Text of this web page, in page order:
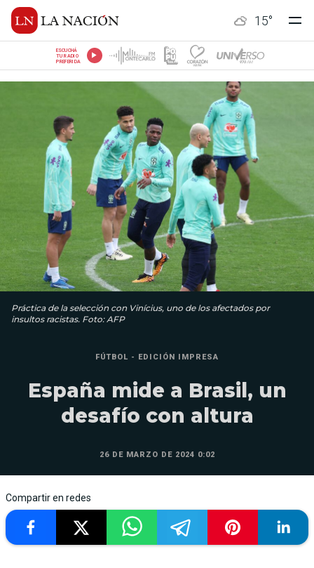
15°
ESCUCHÁ
TU RADIO
PREFERIDA
Práctica de la selección con Vinícius, uno de los afectados por
insultos racistas. Foto: AFP
FÚTBOL - EDICIÓN IMPRESA
España mide a Brasil, un
desafío con altura
26 DE MARZO DE 2024 0:02
Compartir en redes